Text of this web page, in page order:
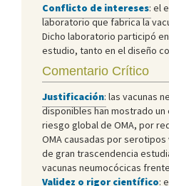
Conflicto de intereses: el
laboratorio que fabrica la
Dicho laboratorio participó
estudio, tanto en el diseño
Comentario Crítico
Justificación: las vacunas
disponibles han mostrado
riesgo global de OMA, por
OMA causadas por
de gran trascendencia
vacunas neumocócicas
Validez o rigor científico: